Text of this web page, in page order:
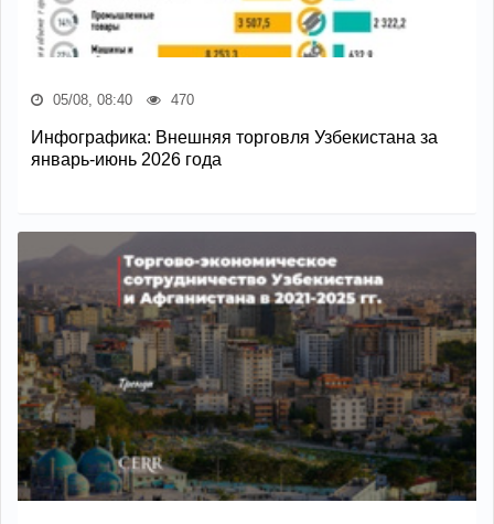
05/08, 08:40 470
Инфографика: Внешняя торговля Узбекистана за
январь-июнь 2026 года